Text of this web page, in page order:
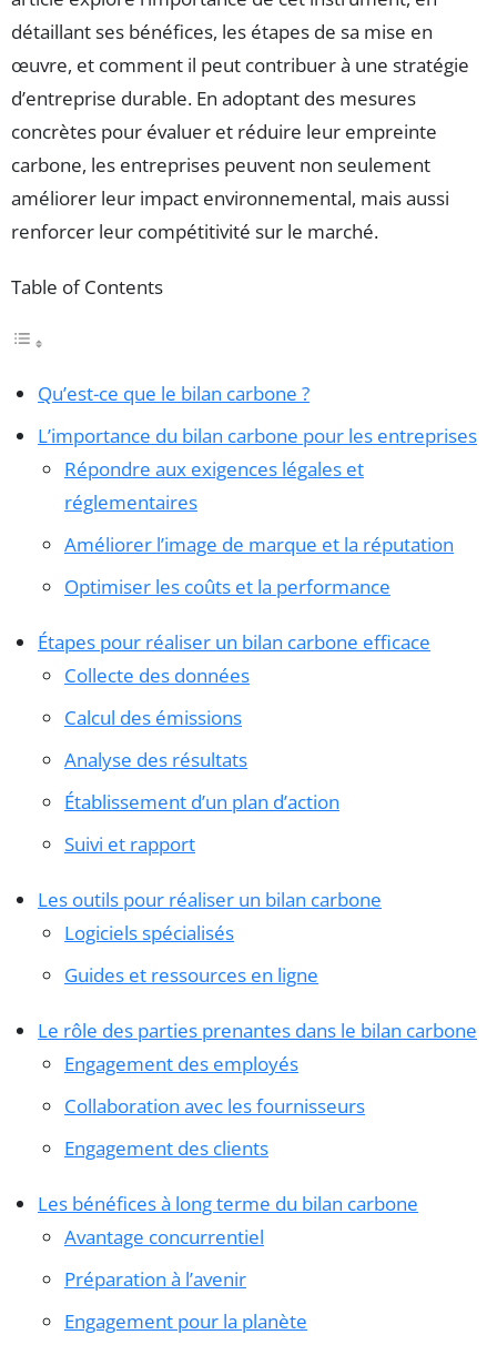
détaillant ses bénéfices, les étapes de sa mise en
œuvre, et comment il peut contribuer à une stratégie
d’entreprise durable. En adoptant des mesures
concrètes pour évaluer et réduire leur empreinte
carbone, les entreprises peuvent non seulement
améliorer leur impact environnemental, mais aussi
renforcer leur compétitivité sur le marché.
Table of Contents
Qu’est-ce que le bilan carbone ?
L’importance du bilan carbone pour les entreprises
Répondre aux exigences légales et
réglementaires
Améliorer l’image de marque et la réputation
Optimiser les coûts et la performance
Étapes pour réaliser un bilan carbone efficace
Collecte des données
Calcul des émissions
Analyse des résultats
Établissement d’un plan d’action
Suivi et rapport
Les outils pour réaliser un bilan carbone
Logiciels spécialisés
Guides et ressources en ligne
Le rôle des parties prenantes dans le bilan carbone
Engagement des employés
Collaboration avec les fournisseurs
Engagement des clients
Les bénéfices à long terme du bilan carbone
Avantage concurrentiel
Préparation à l’avenir
Engagement pour la planète